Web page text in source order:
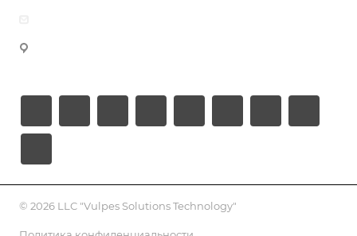
© 2026 LLC "Vulpes Solutions Technology"